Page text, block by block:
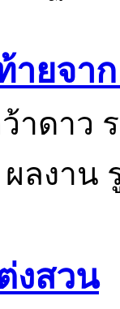
ยจาก
าดาว
ลงาน
งสวน